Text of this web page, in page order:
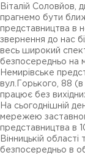
Віталій Соловйов,
прагнемо бути
представництва в
звернення до нас
весь широкий
безпосередньо на
Немирівське
вул.Горького, 88
працює без
На сьогоднішній
мережею
представництва в
Вінницькій
безпосередньо в